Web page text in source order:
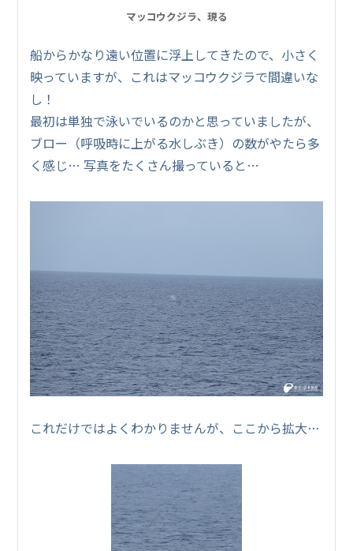
マッコウクジラ、現る
船からかなり遠い位置に浮上してきたので、小さく
映っていますが、これはマッコウクジラで間違いな
し！
最初は単独で泳いでいるのかと思っていましたが、
ブロー（呼吸時に上がる水しぶき）の数がやたら多
く感じ… 写真をたくさん撮っていると…
これだけではよくわかりませんが、ここから拡大…